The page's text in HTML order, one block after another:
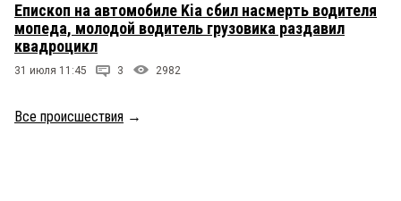
Епископ на автомобиле Kia сбил насмерть водителя
мопеда, молодой водитель грузовика раздавил
квадроцикл
31 июля 11:45 3 2982
Все происшествия →